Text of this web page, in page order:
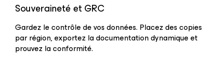
Souveraineté et GRC
Gardez le contrôle de vos données. Placez des copies
par région, exportez la documentation dynamique et
prouvez la conformité.